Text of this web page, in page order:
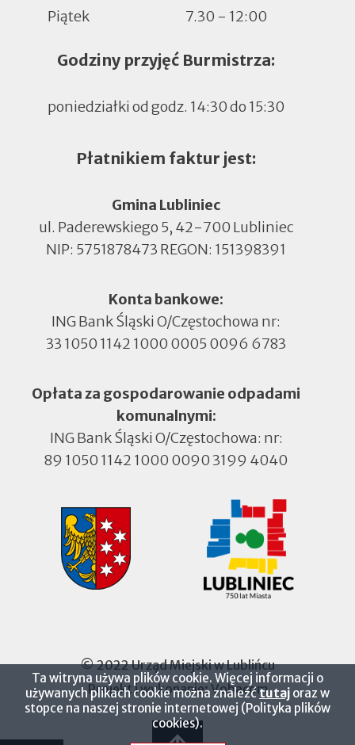
Piątek
7.30 - 12:00
Godziny przyjęć Burmistrza:
poniedziałki od godz. 14:30 do 15:30
Płatnikiem faktur jest:
Gmina Lubliniec
ul. Paderewskiego 5, 42-700 Lubliniec
NIP: 5751878473 REGON: 151398391
Konta bankowe:
ING Bank Śląski O/Częstochowa nr:
33 1050 1142 1000 0005 0096 6783
Opłata za gospodarowanie odpadami
komunalnymi:
ING Bank Śląski O/Częstochowa: nr:
89 1050 1142 1000 0090 3199 4040
© 2022 Urząd Miejski w Lublińcu
Projekt i wykonanie:VobacomOtworzy
się
w
Ta witryna używa plików cookie. Więcej informacji o
używanych plikach cookie można znaleźćtutaj oraz w
stopce na naszej stronie internetowej (Polityka plików
cookies).